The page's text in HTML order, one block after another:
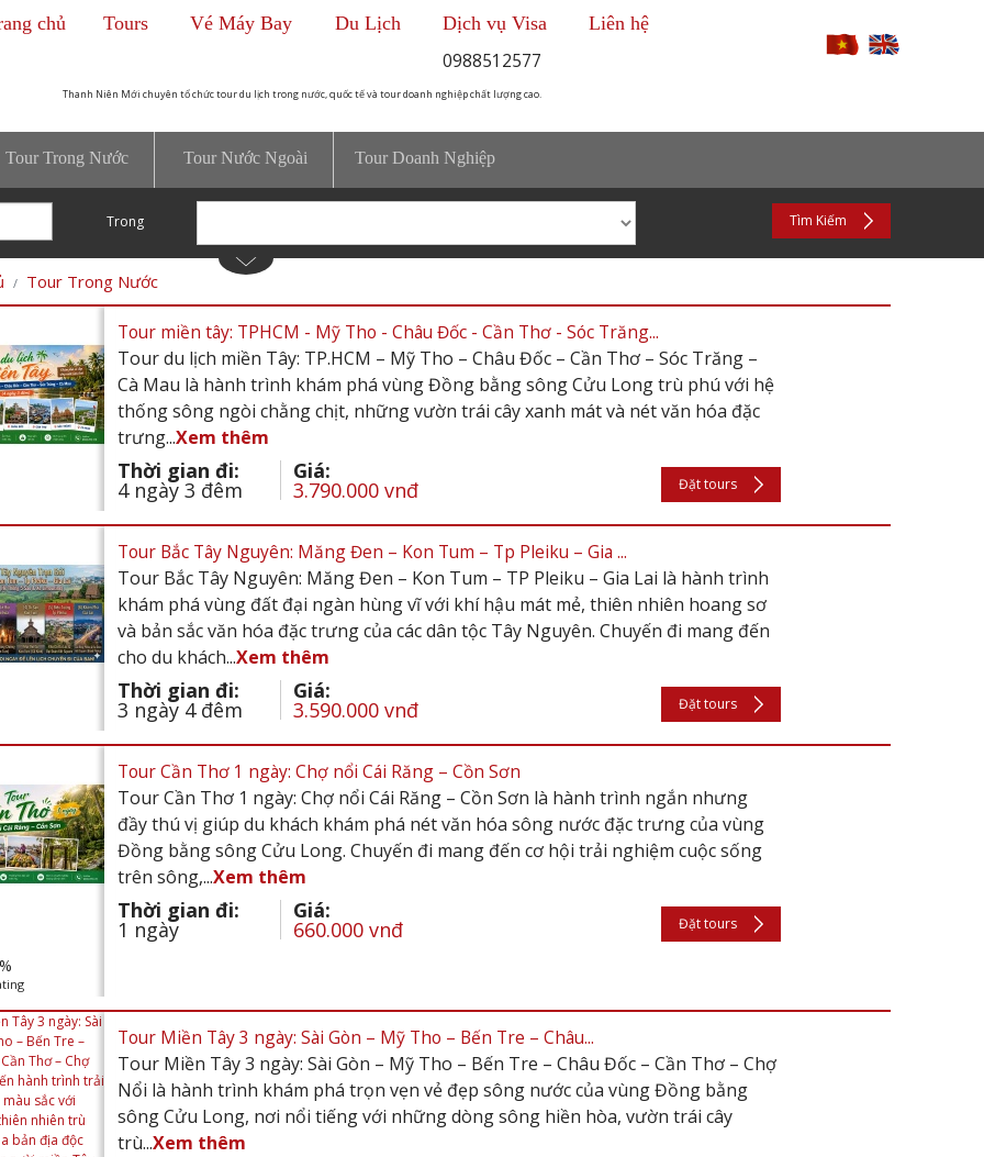
0988512577
Thanh Niên Mới chuyên tổ chức tour du lịch trong nước, quốc tế và tour doanh nghiệp chất lượng cao.
chủ Tours Vé Máy Bay Du Lịch Dịch vụ Visa Liên hệ
Tour Trong Nước Tour Nước Ngoài Tour Doanh Nghiệp
Trong Tìm Kiếm
Tour Trong Nước
Tour miền tây: TPHCM - Mỹ Tho - Châu Đốc - Cần Thơ - Sóc Trăng...
Tour du lịch miền Tây: TP.HCM – Mỹ Tho – Châu Đốc – Cần Thơ – Sóc Trăng –
Cà Mau là hành trình khám phá vùng Đồng bằng sông Cửu Long trù phú với hệ
thống sông ngòi chằng chịt, những vườn trái cây xanh mát và nét văn hóa đặc
trưng...Xem thêm
Thời gian đi:
4 ngày 3 đêm
Giá:
3.790.000 vnđ Đặt tours
Tour Bắc Tây Nguyên: Măng Đen – Kon Tum – Tp Pleiku – Gia ...
Tour Bắc Tây Nguyên: Măng Đen – Kon Tum – TP Pleiku – Gia Lai là hành trình
khám phá vùng đất đại ngàn hùng vĩ với khí hậu mát mẻ, thiên nhiên hoang sơ
và bản sắc văn hóa đặc trưng của các dân tộc Tây Nguyên. Chuyến đi mang đến
cho du khách...Xem thêm
Thời gian đi:
3 ngày 4 đêm
Giá:
3.590.000 vnđ Đặt tours
Tour Cần Thơ 1 ngày: Chợ nổi Cái Răng – Cồn Sơn
Tour Cần Thơ 1 ngày: Chợ nổi Cái Răng – Cồn Sơn là hành trình ngắn nhưng
đầy thú vị giúp du khách khám phá nét văn hóa sông nước đặc trưng của vùng
Đồng bằng sông Cửu Long. Chuyến đi mang đến cơ hội trải nghiệm cuộc sống
trên sông,...Xem thêm
Thời gian đi:
1 ngày
Giá:
660.000 vnđ Đặt tours
Tour Miền Tây 3 ngày: Sài Gòn – Mỹ Tho – Bến Tre – Châu...
Tour Miền Tây 3 ngày: Sài Gòn – Mỹ Tho – Bến Tre – Châu Đốc – Cần Thơ – Chợ
Nổi là hành trình khám phá trọn vẹn vẻ đẹp sông nước của vùng Đồng bằng
sông Cửu Long, nơi nổi tiếng với những dòng sông hiền hòa, vườn trái cây
trù...Xem thêm